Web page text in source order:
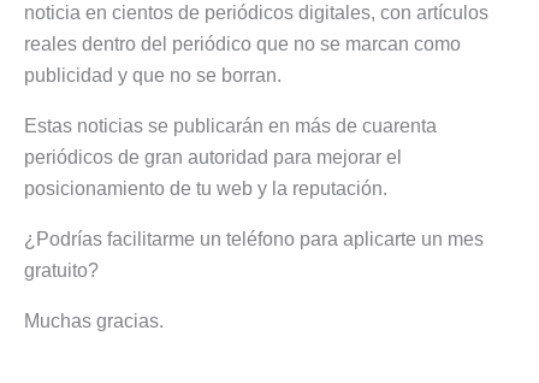
noticia en cientos de periódicos digitales, con artículos
reales dentro del periódico que no se marcan como
publicidad y que no se borran.
Estas noticias se publicarán en más de cuarenta
periódicos de gran autoridad para mejorar el
posicionamiento de tu web y la reputación.
¿Podrías facilitarme un teléfono para aplicarte un mes
gratuito?
Muchas gracias.